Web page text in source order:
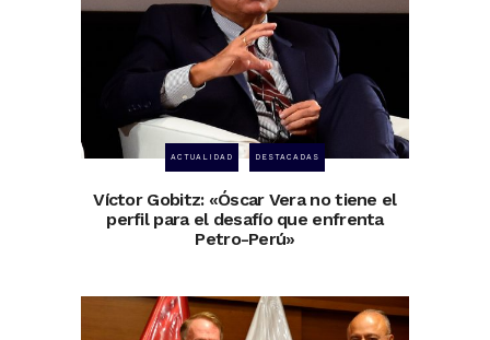
ACTUALIDAD DESTACADAS
Víctor Gobitz: «Óscar Vera no tiene el
perfil para el desafío que enfrenta
Petro-Perú»